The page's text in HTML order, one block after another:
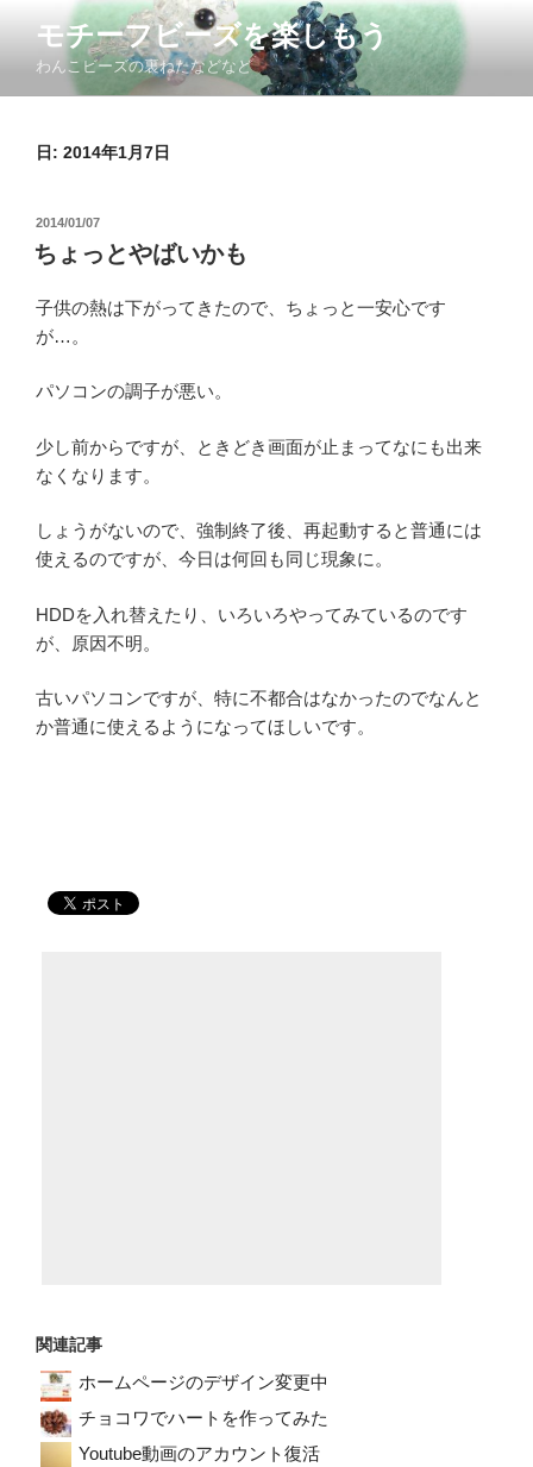
ン
モチーフビーズを楽しもう
わんこビーズの裏ねたなどなど
日: 2014年1月7日
投
稿
日:
2014/01/07
ちょっとやばいかも
子供の熱は下がってきたので、ちょっと一安心です
が…。
パソコンの調子が悪い。
少し前からですが、ときどき画面が止まってなにも出来
なくなります。
しょうがないので、強制終了後、再起動すると普通には
使えるのですが、今日は何回も同じ現象に。
HDDを入れ替えたり、いろいろやってみているのです
が、原因不明。
古いパソコンですが、特に不都合はなかったのでなんと
か普通に使えるようになってほしいです。
関連記事
ホームページのデザイン変更中
チョコワでハートを作ってみた
Youtube動画のアカウント復活